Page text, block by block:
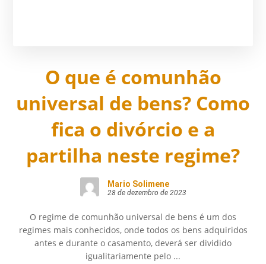
O que é comunhão
universal de bens? Como
fica o divórcio e a
partilha neste regime?
Mario Solimene
28 de dezembro de 2023
O regime de comunhão universal de bens é um dos
regimes mais conhecidos, onde todos os bens adquiridos
antes e durante o casamento, deverá ser dividido
igualitariamente pelo ...